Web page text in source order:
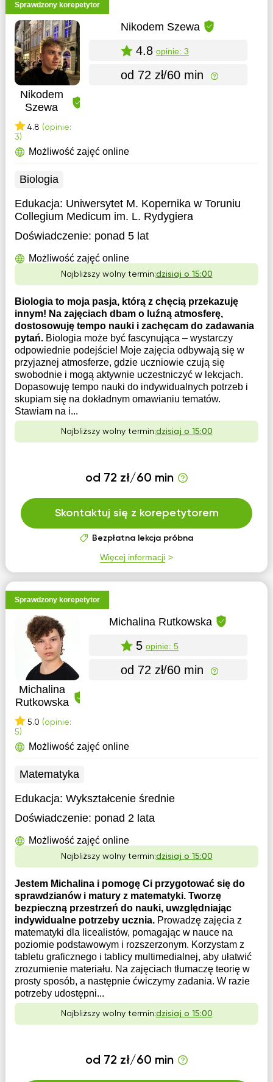
Sprawdzony korepetytor
Nikodem
Szewa
4.8 (opinie:
3)
Nikodem Szewa
4.8 opinie: 3
od 72 zł/60 min
Możliwość zajęć online
Biologia
Edukacja: Uniwersytet M. Kopernika w Toruniu
Collegium Medicum im. L. Rydygiera
Doświadczenie: ponad 5 lat
Możliwość zajęć online
Najbliższy wolny termin:dzisiaj o 15:00
Biologia to moja pasja, którą z chęcią przekazuję
innym! Na zajęciach dbam o luźną atmosferę,
dostosowuję tempo nauki i zachęcam do zadawania
pytań. Biologia może być fascynująca – wystarczy
odpowiednie podejście! Moje zajęcia odbywają się w
przyjaznej atmosferze, gdzie uczniowie czują się
swobodnie i mogą aktywnie uczestniczyć w lekcjach.
Dopasowuję tempo nauki do indywidualnych potrzeb i
skupiam się na dokładnym omawianiu tematów.
Stawiam na i...
Najbliższy wolny termin:dzisiaj o 15:00
od 72 zł/60 min
Skontaktuj się z korepetytorem
Bezpłatna lekcja próbna
Więcej informacji
Sprawdzony korepetytor
Michalina
Rutkowska
5.0 (opinie:
5)
Michalina Rutkowska
5 opinie: 5
od 72 zł/60 min
Możliwość zajęć online
Matematyka
Edukacja: Wykształcenie średnie
Doświadczenie: ponad 2 lata
Możliwość zajęć online
Najbliższy wolny termin:dzisiaj o 15:00
Jestem Michalina i pomogę Ci przygotować się do
sprawdzianów i matury z matematyki. Tworzę
bezpieczną przestrzeń do nauki, uwzględniając
indywidualne potrzeby ucznia. Prowadzę zajęcia z
matematyki dla licealistów, pomagając w nauce na
poziomie podstawowym i rozszerzonym. Korzystam z
tabletu graficznego i tablicy multimedialnej, aby ułatwić
zrozumienie materiału. Na zajęciach tłumaczę teorię w
prosty sposób, a następnie ćwiczymy zadania. W razie
potrzeby udostępni...
Najbliższy wolny termin:dzisiaj o 15:00
od 72 zł/60 min